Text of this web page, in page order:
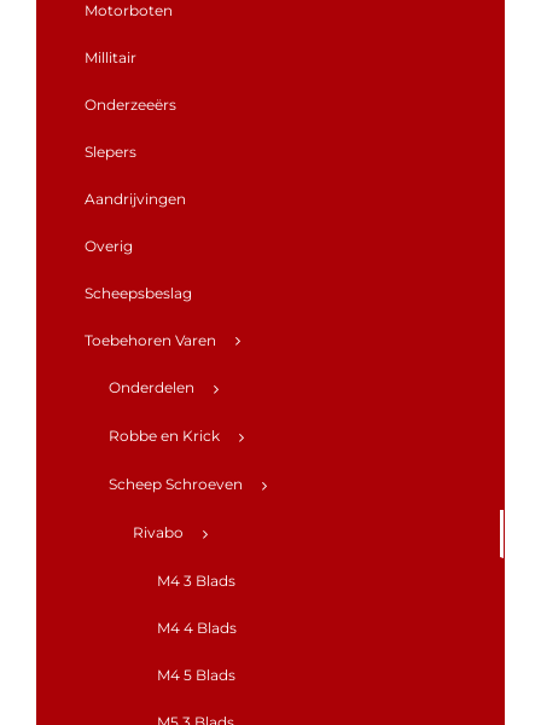
Motorboten
Millitair
Onderzeeërs
Slepers
Aandrijvingen
Overig
Scheepsbeslag
Toebehoren Varen
Onderdelen
Robbe en Krick
Scheep Schroeven
Rivabo
M4 3 Blads
M4 4 Blads
M4 5 Blads